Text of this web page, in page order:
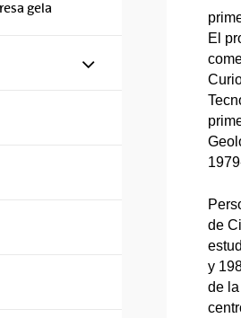
gela
Show/hide
El
de
y
de